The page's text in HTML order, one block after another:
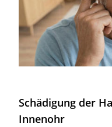
Schädigung der
Innenohr